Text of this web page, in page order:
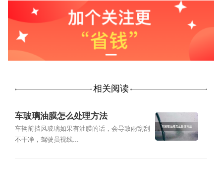
相关阅读
车玻璃油膜怎么处理方法
车辆前挡风玻璃如果有油膜的话，会导致雨刮刮
不干净，驾驶员视线...